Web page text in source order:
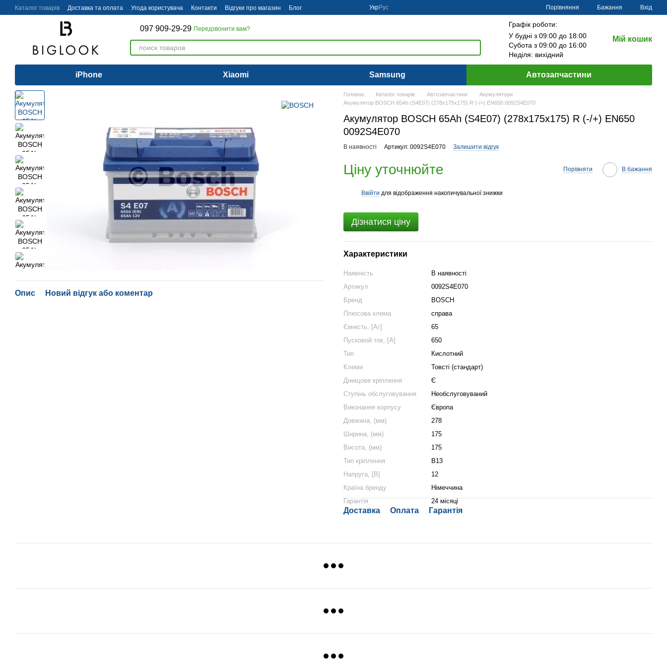
Перейти до основного контенту
Каталог товарів Доставка та оплата Угода користувача Контакти Відгуки про магазин Блог УкрРус Порівняння Бажання Вхід
097 909-29-29 Передзвонити вам?
Графік роботи:
У будні з 09:00 до 18:00
Субота з 09:00 до 16:00
Неділя: вихідний
Мій кошик
iPhone Xiaomi Samsung Автозапчастини
Опис Новий відгук або коментар
Головна Каталог товарів Автозапчастини
Акумулятори
Акумулятор BOSCH 65Ah (S4E07) (278x175x175) R (-/+) EN650 0092S4E070
Акумулятор BOSCH 65Ah (S4E07) (278x175x175) R (-/+) EN650
0092S4E070
В наявності Артикул: 0092S4E070 Залишити відгук
Ціну уточнюйте Порівняти В бажання
Ввійти для відображення накопичувальної знижки
Дізнатися ціну
Характеристики
Наявність
В наявності
Артикул
0092S4E070
Бренд
BOSCH
Плюсова клема
справа
Ємність, [Аг]
65
Пусковой ток, [А]
650
Тип
Кислотний
Клеми
Товсті (стандарт)
Днищове кріплення
Є
Cтупінь обслуговування
Необслуговуваний
Виконання корпусу
Європа
Довжина, (мм)
278
Ширина, (мм)
175
Висота, (мм)
175
Тип кріплення
B13
Напруга, [В]
12
Країна бренду
Німеччина
Гарантія
24 місяці
Доставка Оплата Гарантія